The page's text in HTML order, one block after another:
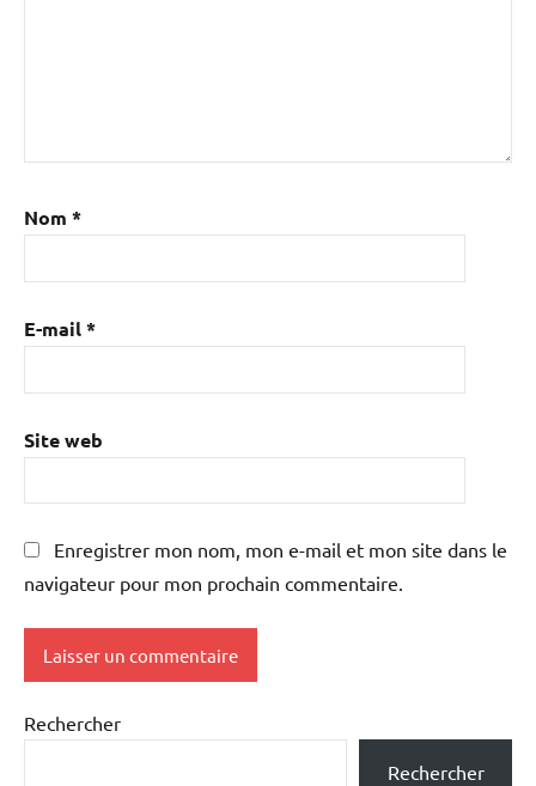
Nom *
E-mail*
Site web
Enregistrer mon nom, mon e-mail et mon site dans le
navigateur pour mon prochain commentaire.
Rechercher
Rechercher